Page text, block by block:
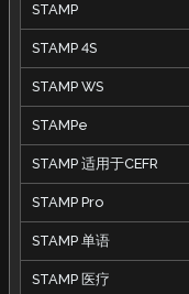
STAMP
STAMP 4S
STAMP WS
STAMPe
STAMP 适用于CEFR
STAMP Pro
STAMP 单语
STAMP 医疗